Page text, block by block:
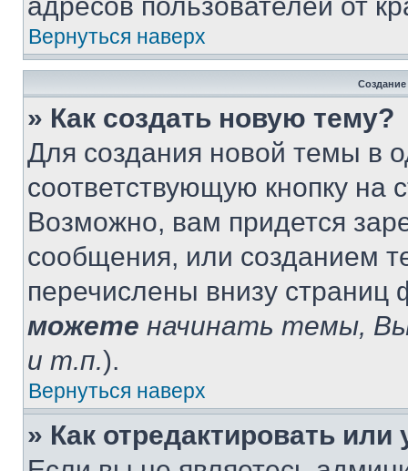
Вернуться наверх
» Как создать новую тему?
Для создания новой темы в
соответствующую кнопку
Возможно, вам придется
сообщения, или созданием
перечислены внизу
можете начинать темы,
и т.п.).
Вернуться наверх
» Как отредактировать